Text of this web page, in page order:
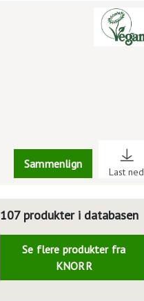
Sammenlign
Last ned
107 produkter i databasen
Se flere produkter fra
KNORR